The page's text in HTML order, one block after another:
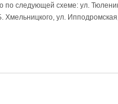
следующей схеме: ул.
Хмельницкого, ул.